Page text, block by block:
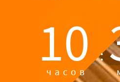
10 :
часов